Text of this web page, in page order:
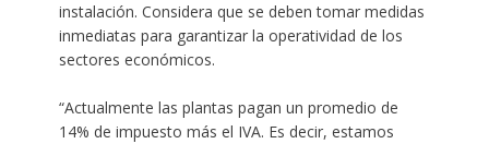
instalación. Considera que se deben tomar medidas
inmediatas para garantizar la operatividad de los
sectores económicos.
“Actualmente las plantas pagan un promedio de
14% de impuesto más el IVA. Es decir, estamos